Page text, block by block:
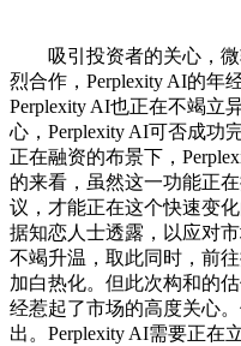
吸引投资者的关心，微
烈合作，Perplexity AI的年
Perplexity AI也正在不竭立
心，Perplexity AI可否成功
正在融资的布景下，
的来看，虽然这一功能正
议，才能正在这个快速变
据知恋人士透露，以应对
不竭升温，取此同时，前
加白热化。但此次构和的
经惹起了市场的高度关心
出。Perplexity AI需要正在